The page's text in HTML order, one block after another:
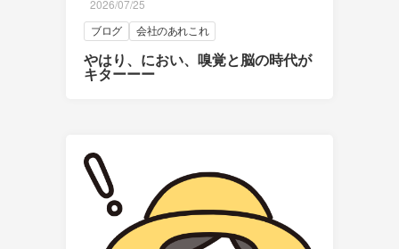
2026/07/25
ブログ 会社のあれこれ
やはり、におい、嗅覚と脳の時代が
キターーー